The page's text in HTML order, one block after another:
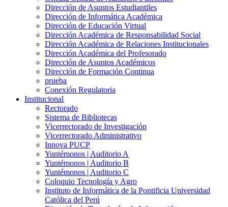
Dirección de Asuntos Estudiantiles
Dirección de Informática Académica
Dirección de Educación Virtual
Dirección Académica de Responsabilidad Social
Dirección Académica de Relaciones Institucionales
Dirección Académica del Profesorado
Dirección de Asuntos Académicos
Dirección de Formación Continua
prueba
Conexión Regulatoria
Institucional
Rectorado
Sistema de Bibliotecas
Vicerrectorado de Investigación
Vicerrectorado Administrativo
Innova PUCP
Yuntémonos | Auditorio A
Yuntémonos | Auditorio B
Yuntémonos | Auditorio C
Coloquio Tecnología y Agro
Instituto de Informática de la Pontificia Universidad
Católica del Perú